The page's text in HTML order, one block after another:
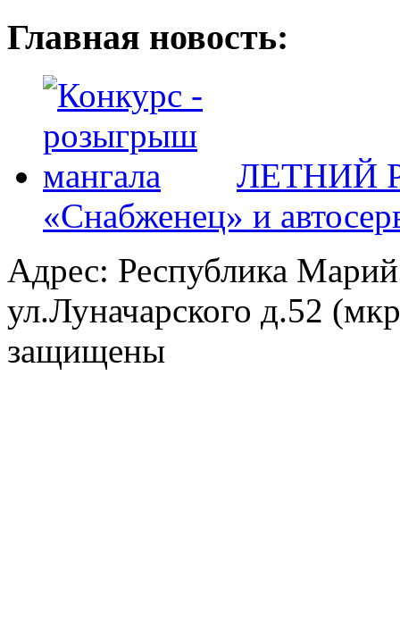
Главная новость:
ЛЕТНИЙ
«Снабженец» и
Адрес: Республика
ул.Луначарского д.52
защищены